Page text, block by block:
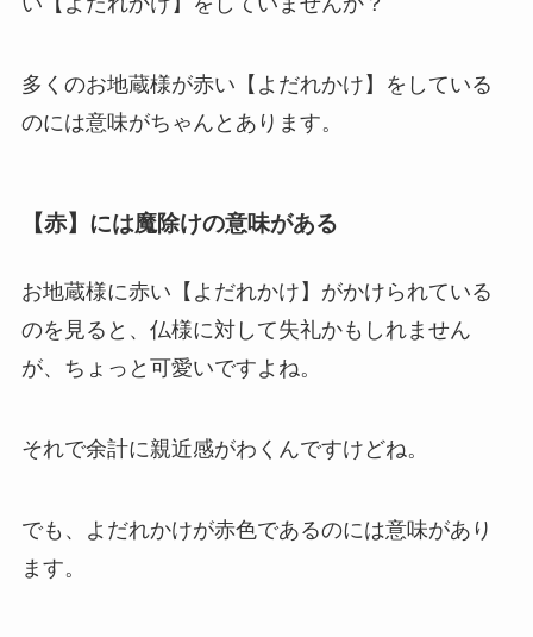
多くのお地蔵様が赤い【よだれかけ】をしている
のには意味がちゃんとあります。
【赤】には魔除けの意味がある
お地蔵様に赤い【よだれかけ】がかけられている
のを見ると、仏様に対して失礼かもしれません
が、ちょっと可愛いですよね。
それで余計に親近感がわくんですけどね。
でも、よだれかけが赤色であるのには意味があり
ます。